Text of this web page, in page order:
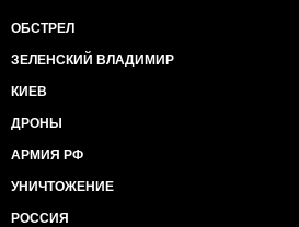
ОБСТРЕЛ
ЗЕЛЕНСКИЙ ВЛАДИМИР
КИЕВ
ДРОНЫ
АРМИЯ РФ
УНИЧТОЖЕНИЕ
РОССИЯ